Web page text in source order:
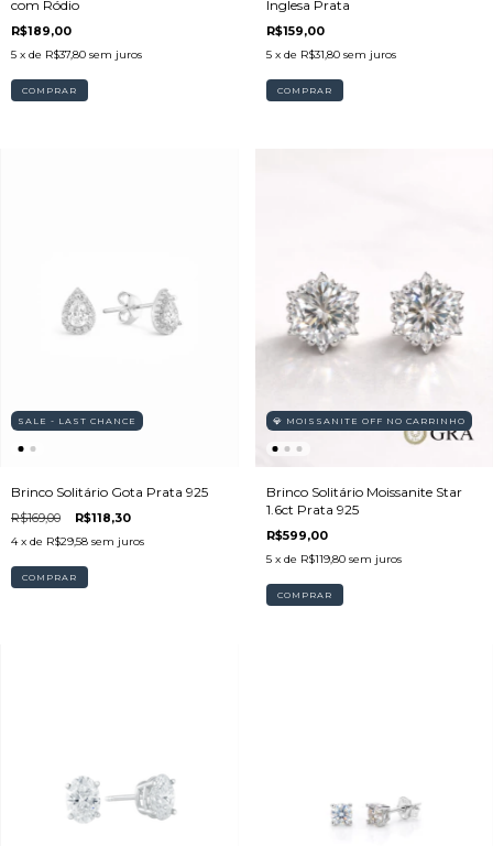
com Ródio
R$189,00
5 x de R$37,80 sem juros
Inglesa Prata
R$159,00
5 x de R$31,80 sem juros
SALE - LAST CHANCE
Brinco Solitário Gota Prata 925
R$169,00 R$118,30
4 x de R$29,58 sem juros
💎 MOISSANITE OFF NO CARRINHO
Brinco Solitário Moissanite Star
1.6ct Prata 925
R$599,00
5 x de R$119,80 sem juros
COMPRAR